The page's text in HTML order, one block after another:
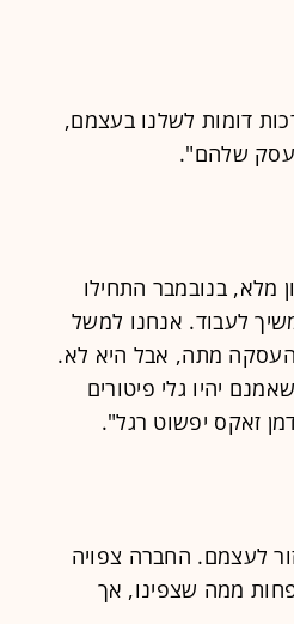
דומות לשלנו בעצמם,
שלהם".
מלא, בנובמבר התחילו
לעבוד. אנחנו למשל
מתה, אבל היא לא.
יהיו גלי פיטורים
זאקס יפשוט רגל".
לעצמם. החברה צפויה
ברור שפחות ממה שצפינו, אך